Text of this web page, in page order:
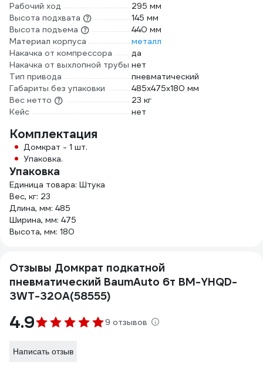
Рабочий ход
295 мм
Высота подхвата
145 мм
Высота подъема
440 мм
Материал корпуса
металл
Накачка от компрессора
да
Накачка от выхлопной трубы нет
Тип привода
пневматический
Габариты без упаковки
485х475х180 мм
Вес нетто
23 кг
Кейс
нет
Комплектация
Домкрат - 1 шт.
Упаковка.
Упаковка
Единица товара: Штука
Вес, кг: 23
Длина, мм: 485
Ширина, мм: 475
Высота, мм: 180
Отзывы Домкрат подкатной
пневматический BaumAuto 6т BM-YHQD-
3WT-320A(58555)
4.9 9 отзывов
Написать отзыв